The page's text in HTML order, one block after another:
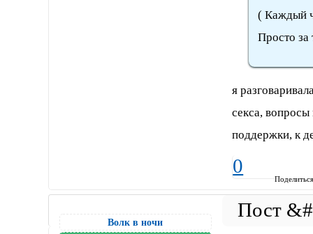
( Каждый
Просто за
я
секса,
поддержки, к
0
Волк в ночи